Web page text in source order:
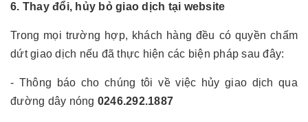
6. Thay đổi, hủy bỏ giao dịch tại website
Trong mọi trường hợp, khách hàng đều có quyền chấm
dứt giao dịch nếu đã thực hiện các biện pháp sau đây:
- Thông báo cho chúng tôi về việc hủy giao dịch qua
đường dây nóng 0246.292.1887